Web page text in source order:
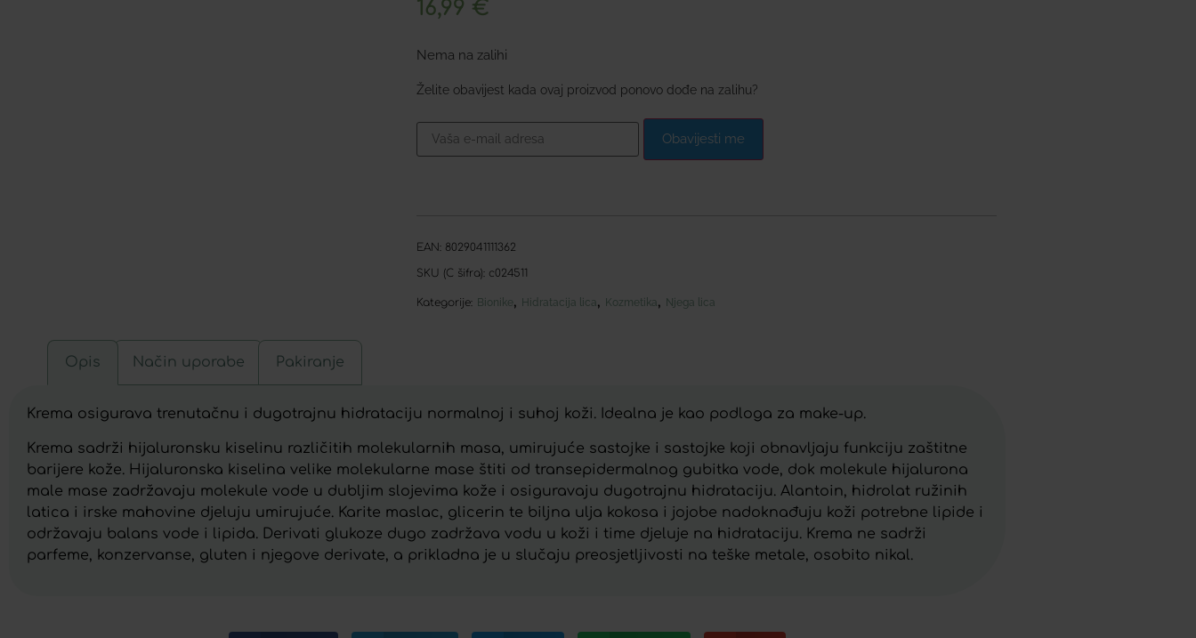
16,99 €
Nema na zalihi
Želite obavijest kada ovaj proizvod ponovo dođe na zalihu?
Obavijesti me
EAN: 8029041111362
SKU (C šifra): c024511
Kategorije: Bionike, Hidratacija lica, Kozmetika, Njega lica
Opis Način uporabe Pakiranje
Krema osigurava trenutačnu i dugotrajnu hidrataciju normalnoj i suhoj koži. Idealna je kao podloga za make-up.
Krema sadrži hijaluronsku kiselinu različitih molekularnih masa, umirujuće sastojke i sastojke koji obnavljaju funkciju zaštitne
barijere kože. Hijaluronska kiselina velike molekularne mase štiti od transepidermalnog gubitka vode, dok molekule hijalurona
male mase zadržavaju molekule vode u dubljim slojevima kože i osiguravaju dugotrajnu hidrataciju. Alantoin, hidrolat ružinih
latica i irske mahovine djeluju umirujuće. Karite maslac, glicerin te biljna ulja kokosa i jojobe nadoknađuju koži potrebne lipide i
održavaju balans vode i lipida. Derivati glukoze dugo zadržava vodu u koži i time djeluje na hidrataciju. Krema ne sadrži
parfeme, konzervanse, gluten i njegove derivate, a prikladna je u slučaju preosjetljivosti na teške metale, osobito nikal.